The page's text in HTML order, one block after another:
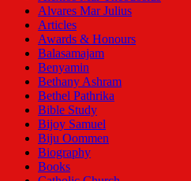
crore
Alvares Mar Julius
Articles
Awards & Honours
Balasamajam
Benyamin
Bethany Ashram
Bethel Pathrika
Bible Study
Bijoy Samuel
Biju Oommen
Biography
Books